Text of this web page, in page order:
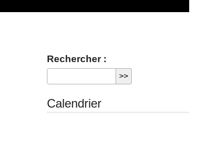
Rechercher :
Calendrier